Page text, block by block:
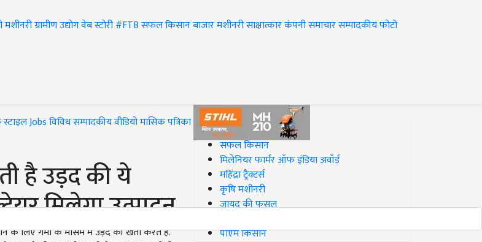
मशीनरीग्रामीण उद्योगवेब स्टोरी#FTBसफल किसानबाजारमशीनरीसाक्षात्कारकंपनी समाचारसम्पादकीयफोटो
Jobsविविधसम्पादकीयवीडियोमासिक पत्रिका
है उड़द की ये
मिलेगा उत्पादन
के लिए गर्मी के मौसम में उड़द की खेती करते हैं.
#Top on Krishi Jagran
सफल किसान
मिलेनियर फार्मर ऑफ इंडिया अवॉर्ड
महिंद्रा ट्रैक्टर्स
कृषि मशीनरी
जायद की फसल
पीएम किसान